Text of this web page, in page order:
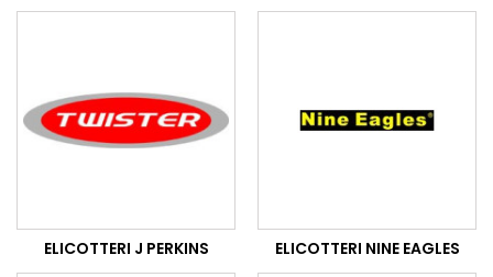
ELICOTTERI J PERKINS ELICOTTERI NINE EAGLES